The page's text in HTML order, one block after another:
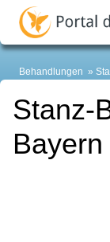
Behandlungen
Stanz-
Bayern